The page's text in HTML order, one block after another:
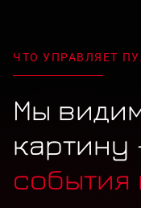
ЧТО УПРАВЛЯЕТ
Мы
события